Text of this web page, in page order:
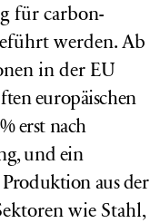
für carbon-
werden. Ab
in der EU
europäischen
erst nach
und ein
aus der
wie Stahl,